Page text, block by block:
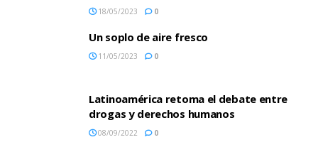
18/05/2023 0
Un soplo de aire fresco
11/05/2023 0
Latinoamérica retoma el debate entre
drogas y derechos humanos
08/09/2022 0